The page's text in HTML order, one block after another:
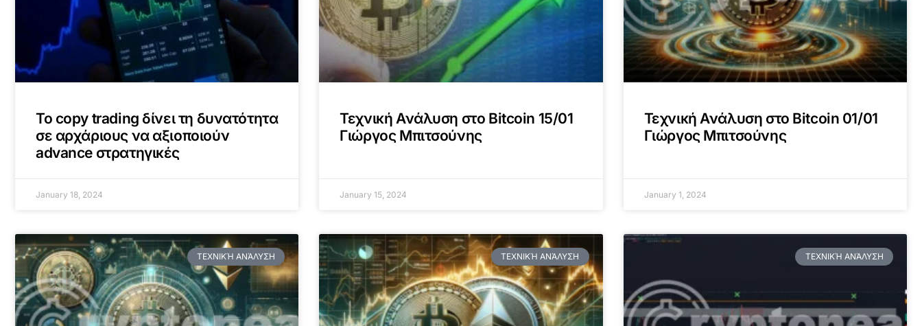
To copy trading δίνει τη δυνατότητα
σε αρχάριους να αξιοποιούν
advance στρατηγικές
January 18, 2024
Τεχνική Ανάλυση στο Bitcoin 15/01
Γιώργος Μπιτσούνης
January 15, 2024
Τεχνική Ανάλυση στο Bitcoin 01/01
Γιώργος Μπιτσούνης
January 1, 2024
ΤΕΧΝΙΚΉ ΑΝΆΛΥΣΗ ΤΕΧΝΙΚΉ ΑΝΆΛΥΣΗ ΤΕΧΝΙΚΉ ΑΝΆΛΥΣΗ